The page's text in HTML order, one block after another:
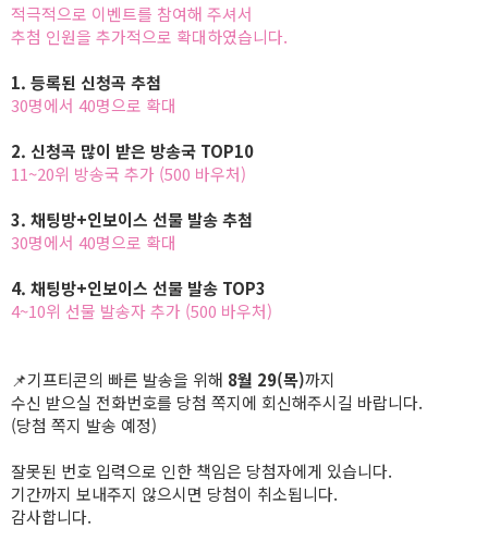
적극적으로 이벤트를 참여해 주셔서
추첨 인원을 추가적으로 확대하였습니다.
1. 등록된 신청곡 추첨
30명에서 40명으로 확대
2. 신청곡 많이 받은 방송국 TOP10
11~20위 방송국 추가 (500 바우처)
3. 채팅방+인보이스 선물 발송 추첨
30명에서 40명으로 확대
4. 채팅방+인보이스 선물 발송 TOP3
4~10위 선물 발송자 추가 (500 바우처)
📌기프티콘의 빠른 발송을 위해 8월 29(목)까지
수신 받으실 전화번호를 당첨 쪽지에 회신해주시길 바랍니다.
(당첨 쪽지 발송 예정)
잘못된 번호 입력으로 인한 책임은 당첨자에게 있습니다.
기간까지 보내주지 않으시면 당첨이 취소됩니다.
감사합니다.